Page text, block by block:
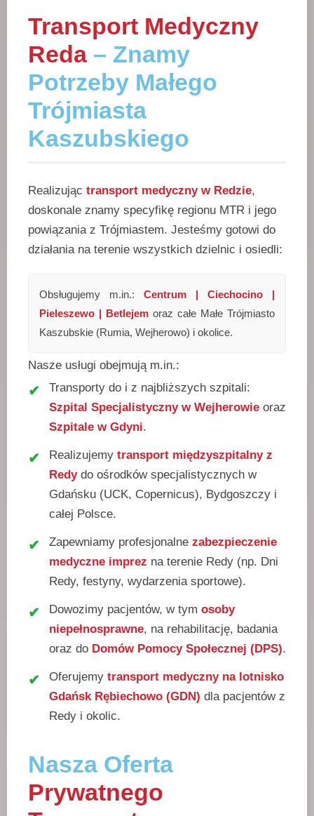
Transport Medyczny
Reda– Znamy
Potrzeby Małego
Trójmiasta
Kaszubskiego
Realizując transport medyczny w Redzie,
doskonale znamy specyfikę regionu MTR i jego
powiązania z Trójmiastem. Jesteśmy gotowi do
działania na terenie wszystkich dzielnic i osiedli:
Obsługujemy m.in.: Centrum | Ciechocino |
Pieleszewo | Betlejem oraz całe Małe Trójmiasto
Kaszubskie (Rumia, Wejherowo) i okolice.
Nasze usługi obejmują m.in.:
Transporty do i z najbliższych szpitali:
Szpital Specjalistyczny w Wejherowie oraz
Szpitale w Gdyni.
Realizujemy transport międzyszpitalny z
Redydo ośrodków specjalistycznych w
Gdańsku (UCK, Copernicus), Bydgoszczy i
całej Polsce.
Zapewniamy profesjonalne zabezpieczenie
medyczne imprez na terenie Redy (np. Dni
Redy, festyny, wydarzenia sportowe).
Dowozimy pacjentów, w tym osoby
niepełnosprawne, na rehabilitację, badania
oraz do Domów Pomocy Społecznej (DPS).
Oferujemy transport medyczny na lotnisko
Gdańsk Rębiechowo (GDN) dla pacjentów z
Redy i okolic.
Nasza Oferta
Prywatnego